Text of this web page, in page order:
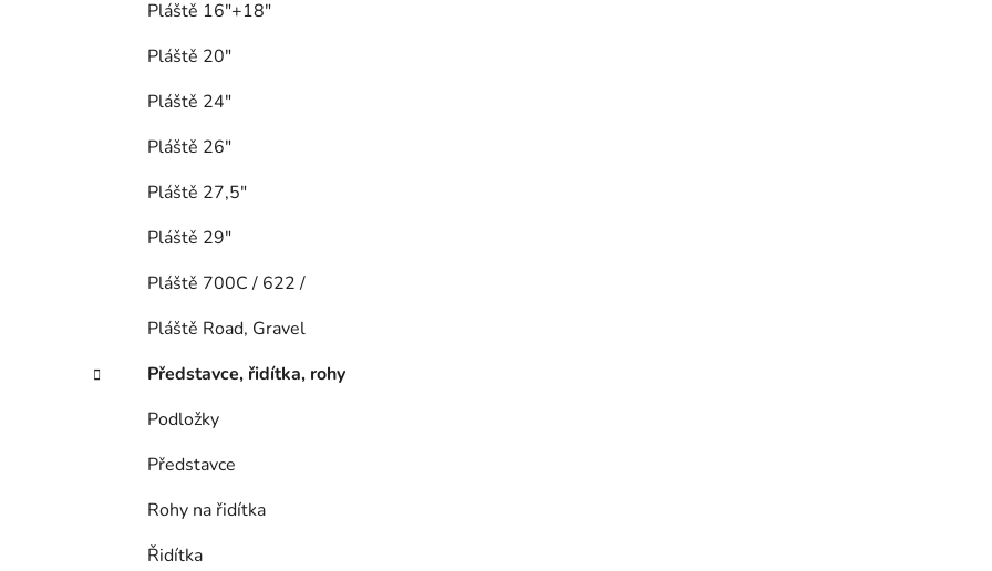
Pláště 16"+18"
Pláště 20"
Pláště 24"
Pláště 26"
Pláště 27,5"
Pláště 29"
Pláště 700C / 622 /
Pláště Road, Gravel
Představce, řidítka, rohy
Podložky
Představce
Rohy na řidítka
Řidítka